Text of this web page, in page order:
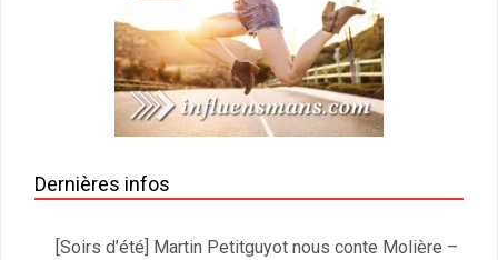
Dernières infos
[Soirs d’été] Martin Petitguyot nous conte Molière –